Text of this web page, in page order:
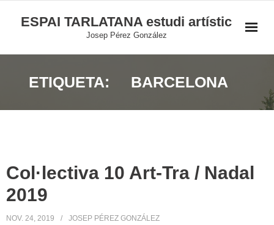
ESPAI TARLATANA estudi artístic
Josep Pérez González
ETIQUETA: BARCELONA
Col·lectiva 10 Art-Tra / Nadal
2019
NOV. 24, 2019
JOSEP PÉREZ GONZÁLEZ